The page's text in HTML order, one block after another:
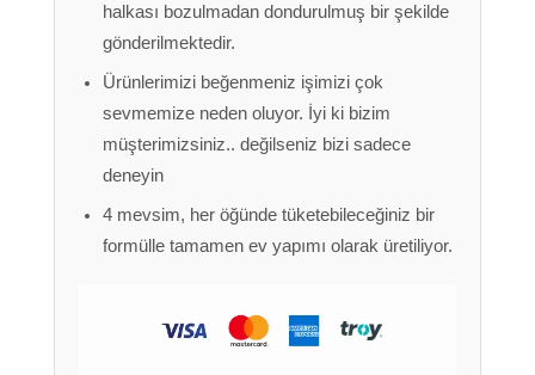
halkası bozulmadan dondurulmuş bir şekilde
gönderilmektedir.
Ürünlerimizi beğenmeniz işimizi çok
sevmemize neden oluyor. İyi ki bizim
müşterimizsiniz.. değilseniz bizi sadece
deneyin
4 mevsim, her öğünde tüketebileceğiniz bir
formülle tamamen ev yapımı olarak üretiliyor.